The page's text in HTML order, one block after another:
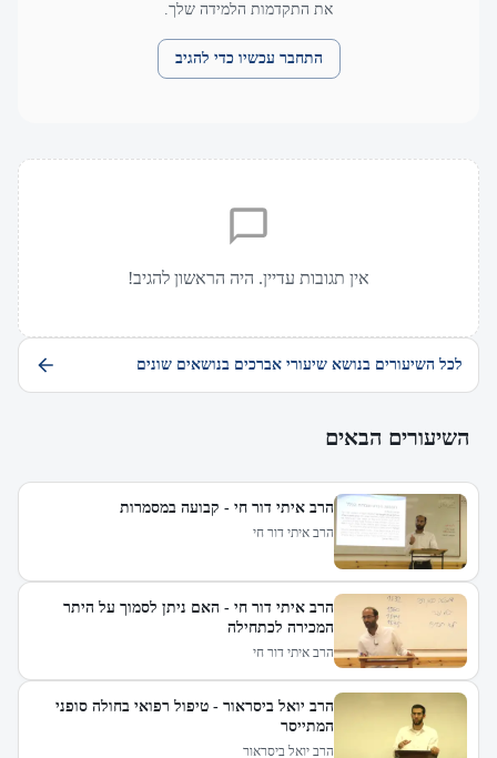
את התקדמות הלמידה שלך.
התחבר עכשיו כדי להגיב
אין תגובות עדיין. היה הראשון להגיב!
לכל השיעורים בנושא שיעורי אברכים בנושאים שונים
השיעורים הבאים
הרב איתי דור חי - קבועה במסמרות
הרב איתי דור חי
הרב איתי דור חי - האם ניתן לסמוך על היתר
המכירה לכתחילה
הרב איתי דור חי
הרב יואל ביסראור - טיפול רפואי בחולה סופני
המתייסר
הרב יואל ביסראור